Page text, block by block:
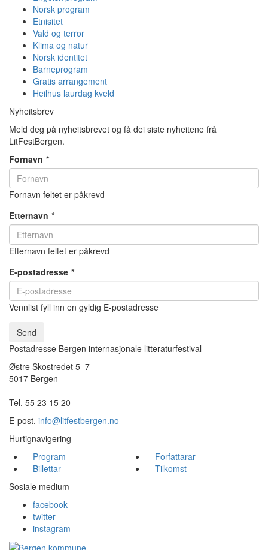
Norsk program
Etnisitet
Vald og terror
Klima og natur
Norsk identitet
Barneprogram
Gratis arrangement
Heilhus laurdag kveld
Nyheitsbrev
Meld deg på nyheitsbrevet og få dei siste nyheitene frå
LitFestBergen.
Fornavn *
Fornavn feltet er påkrevd
Etternavn *
Etternavn feltet er påkrevd
E-postadresse *
Vennlist fyll inn en gyldig E-postadresse
Send
Postadresse Bergen internasjonale litteraturfestival
Østre Skostredet 5–7
5017 Bergen
Tel. 55 23 15 20
E-post. info@litfestbergen.no
Hurtignavigering
Program
Forfattarar
Billettar
Tilkomst
Sosiale medium
facebook
twitter
instagram